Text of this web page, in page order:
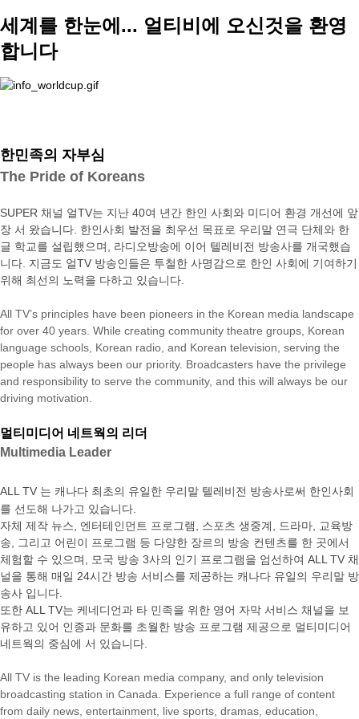
세계를 한눈에... 얼티비에 오신것을 환영
합니다
한민족의 자부심
The Pride of Koreans
SUPER 채널 얼TV는 지난 40여 년간 한인 사회와 미디어 환경 개선에 앞
장 서 왔습니다. 한인사회 발전을 최우선 목표로 우리말 연극 단체와 한
글 학교를 설립했으며, 라디오방송에 이어 텔레비전 방송사를 개국했습
니다. 지금도 얼TV 방송인들은 투철한 사명감으로 한인 사회에 기여하기
위해 최선의 노력을 다하고 있습니다.
All TV’s principles have been pioneers in the Korean media landscape
for over 40 years. While creating community theatre groups, Korean
language schools, Korean radio, and Korean television, serving the
people has always been our priority. Broadcasters have the privilege
and responsibility to serve the community, and this will always be our
driving motivation.
멀티미디어 네트웍의 리더
Multimedia Leader
ALL TV 는 캐나다 최초의 유일한 우리말 텔레비전 방송사로써 한인사회
를 선도해 나가고 있습니다.
자체 제작 뉴스, 엔터테인먼트 프로그램, 스포츠 생중계, 드라마, 교육방
송, 그리고 어린이 프로그램 등 다양한 장르의 방송 컨텐츠를 한 곳에서
체험할 수 있으며, 모국 방송 3사의 인기 프로그램을 엄선하여 ALL TV 채
널을 통해 매일 24시간 방송 서비스를 제공하는 캐나다 유일의 우리말 방
송사 입니다.
또한 ALL TV는 케네디언과 타 민족을 위한 영어 자막 서비스 채널을 보
유하고 있어 인종과 문화를 초월한 방송 프로그램 제공으로 멀티미디어
네트웍의 중심에 서 있습니다.
All TV is the leading Korean media company, and only television
broadcasting station in Canada. Experience a full range of content
from daily news, entertainment, live sports, dramas, education,